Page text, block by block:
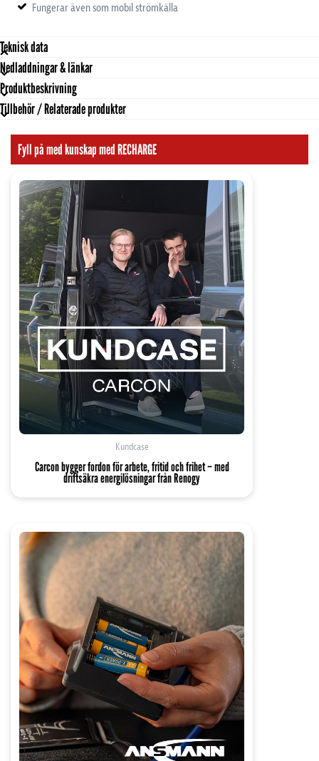
Fungerar även som mobil strömkälla
Teknisk data
Egenskaper
Utgångar
Vikt
Startström max
1700 A
Kabellängd
Spänning
Internt batteri
Nedladdningar & länkar
Produktbeskrivning
Tillbehör / Relaterade produkter
Fyll på med kunskap med RECHARGE
Kundcase
Carcon bygger fordon för arbete, fritid och frihet – med
driftsäkra energilösningar från Renogy